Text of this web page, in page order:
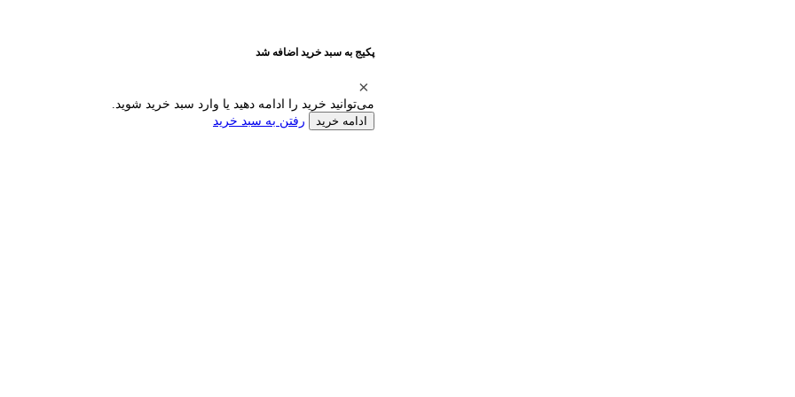
پکیج به سبد خرید اضافه شد
می‌توانید خرید را ادامه دهید یا وارد سبد خرید شوید.
ادامه خرید رفتن به سبد خرید